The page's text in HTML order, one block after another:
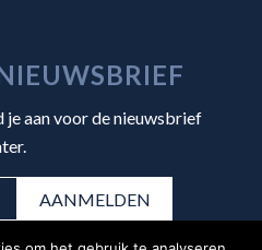
aan voor de nieuwsbrief